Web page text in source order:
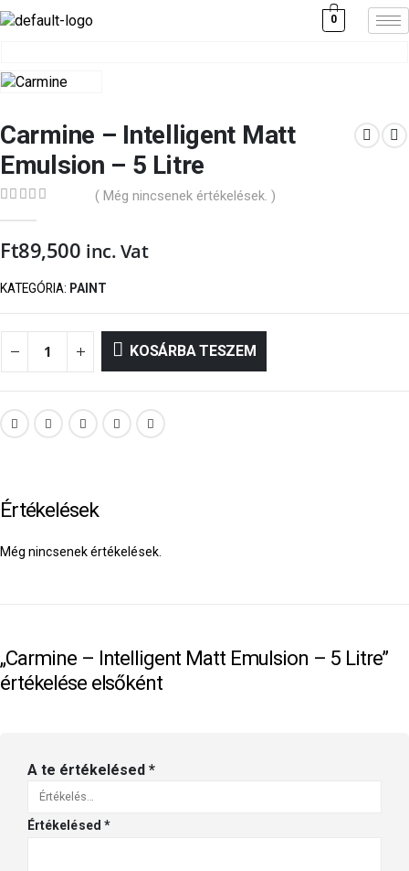
0
Carmine – Intelligent Matt
Emulsion – 5 Litre
( Még nincsenek értékelések. )
Ft89,500 inc. Vat
KATEGÓRIA: PAINT
KOSÁRBA TESZEM
Értékelések
Még nincsenek értékelések.
„Carmine – Intelligent Matt Emulsion – 5 Litre”
értékelése elsőként
A te értékelésed *
Értékelésed *